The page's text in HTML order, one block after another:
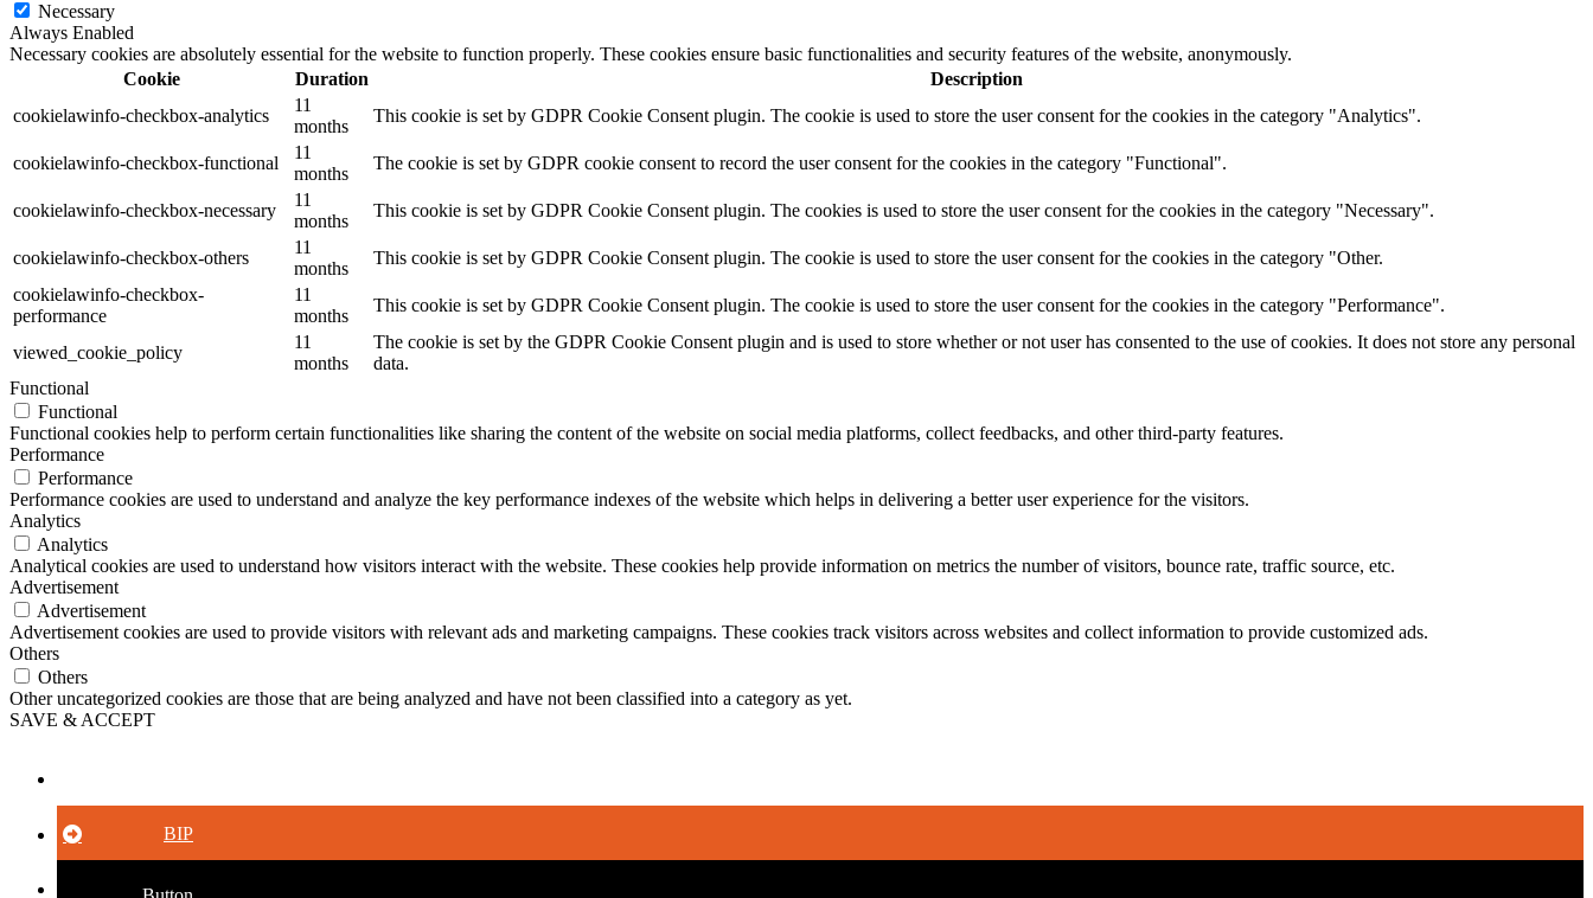
Necessary
Always Enabled
Necessary cookies are absolutely essential for the website to function properly. These cookies ensure basic functionalities and security features of the website, anonymously.
Cookie
Duration
Description
cookielawinfo-checkbox-analytics
11
months
This cookie is set by GDPR Cookie Consent plugin. The cookie is used to store the user consent for the cookies in the category "Analytics".
cookielawinfo-checkbox-functional
11
months
The cookie is set by GDPR cookie consent to record the user consent for the cookies in the category "Functional".
cookielawinfo-checkbox-necessary
11
months
This cookie is set by GDPR Cookie Consent plugin. The cookies is used to store the user consent for the cookies in the category "Necessary".
cookielawinfo-checkbox-others
11
months
This cookie is set by GDPR Cookie Consent plugin. The cookie is used to store the user consent for the cookies in the category "Other.
cookielawinfo-checkbox-
performance
11
months
This cookie is set by GDPR Cookie Consent plugin. The cookie is used to store the user consent for the cookies in the category "Performance".
viewed_cookie_policy
11
months
The cookie is set by the GDPR Cookie Consent plugin and is used to store whether or not user has consented to the use of cookies. It does not store any personal
data.
Functional
Functional
Functional cookies help to perform certain functionalities like sharing the content of the website on social media platforms, collect feedbacks, and other third-party features.
Performance
Performance
Performance cookies are used to understand and analyze the key performance indexes of the website which helps in delivering a better user experience for the visitors.
Analytics
Analytics
Analytical cookies are used to understand how visitors interact with the website. These cookies help provide information on metrics the number of visitors, bounce rate, traffic source, etc.
Advertisement
Advertisement
Advertisement cookies are used to provide visitors with relevant ads and marketing campaigns. These cookies track visitors across websites and collect information to provide customized ads.
Others
Others
Other uncategorized cookies are those that are being analyzed and have not been classified into a category as yet.
SAVE & ACCEPT
BIP